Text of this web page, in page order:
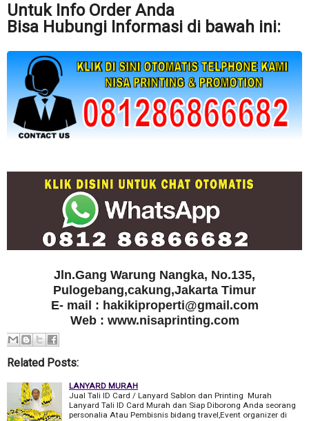
Untuk Info Order Anda
Bisa Hubungi Informasi di bawah ini:
Jln.Gang Warung Nangka, No.135,
Pulogebang,cakung,Jakarta Timur
E- mail : hakikiproperti@gmail.com
Web : www.nisaprinting.com
Related Posts:
LANYARD MURAH
Jual Tali ID Card / Lanyard Sablon dan Printing Murah
Lanyard Tali ID Card Murah dan Siap Diborong Anda seorang
personalia Atau Pembisnis bidang travel,Event organizer di